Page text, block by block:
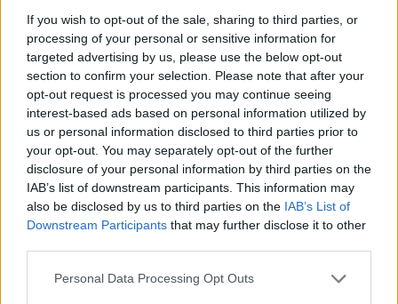
If you wish to opt-out of the sale, sharing to third parties, or
processing of your personal or sensitive information for
targeted advertising by us, please use the below opt-out
section to confirm your selection. Please note that after your
opt-out request is processed you may continue seeing
interest-based ads based on personal information utilized by
us or personal information disclosed to third parties prior to
your opt-out. You may separately opt-out of the further
disclosure of your personal information by third parties on the
IAB’s list of downstream participants. This information may
also be disclosed by us to third parties on the IAB’s List of
Downstream Participants that may further disclose it to other
Personal Data Processing Opt Outs
πράξεων μεταξύ εθνών», κατηγορία που
μπορεί να τον οδηγήσει έως και οκτώ χρόνια
στη φυλακή. Ο ίδιος ζήτησε πολιτικό άσυλο
στην Κροατία, πιστεύοντας ότι δεν θα τύχει
δίκαιης δίκης στο Βελιγράδι. Την περασμένη
Τρίτη, όμως, το Ανώτατο Δικαστήριο της
Κροατίας έκρινε ότι ο Αλβανός μπορεί να
εκδοθεί στη Σερβία.
«Ήταν προετοιμασμένος»